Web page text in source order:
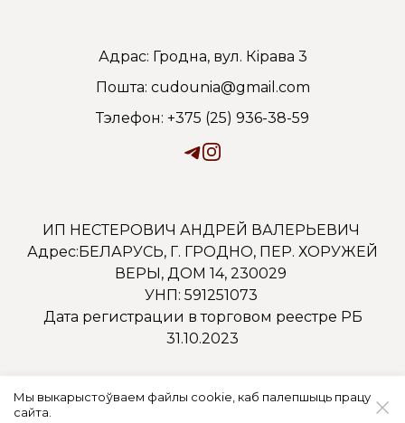
Адрас: Гродна, вул. Кірава 3
Пошта: cudounia@gmail.com
Тэлефон: +375 (25) 936-38-59
ИП НЕСТЕРОВИЧ АНДРЕЙ ВАЛЕРЬЕВИЧ
Адрес:БЕЛАРУСЬ, Г. ГРОДНО, ПЕР. ХОРУЖЕЙ
ВЕРЫ, ДОМ 14, 230029
УНП: 591251073
Дата регистрации в торговом реестре РБ
31.10.2023
Мы выкарыстоўваем файлы cookie, каб палепшыць працу
сайта.